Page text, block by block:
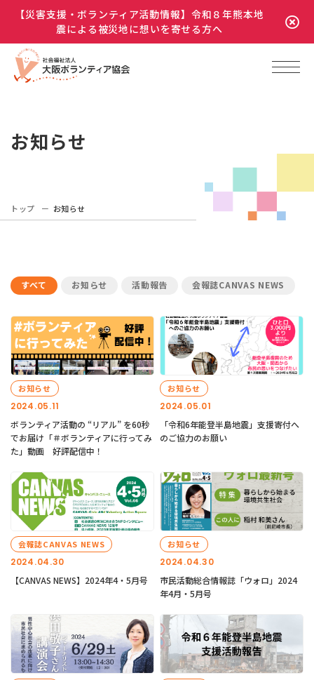
【災害支援・ボランティア活動情報】令和８年熊本地
震による被災地に想いを寄せる方へ
お知らせ
トップ お知らせ
すべて お知らせ 活動報告 会報誌CANVAS NEWS
2024.05.11
お知らせ
ボランティア活動の “リアル” を60秒
でお届け「＃ボランティアに行ってみ
た」動画 好評配信中！
2024.05.01
お知らせ
「令和6年能登半島地震」支援寄付へ
のご協力のお願い
2024.04.30
会報誌CANVAS NEWS
【CANVAS NEWS】2024年4・5月号
2024.04.30
お知らせ
市民活動総合情報誌「ウォロ」2024
年4月・5月号